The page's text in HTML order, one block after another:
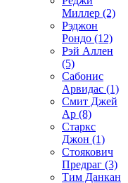
Миллер (2)
Рэджон
Рондо (12)
Рэй Аллен
(5)
Сабонис
Арвидас (1)
Смит Джей
Ар (8)
Старкс
Джон (1)
Стоякович
Предраг (3)
Тим Данкан